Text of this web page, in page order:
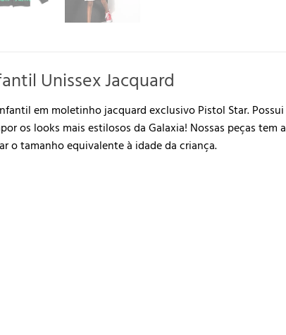
Unissex Jacquard
em moletinho jacquard exclusivo Pistol Star.
os looks mais estilosos da Galaxia! Nossas peças tem
o tamanho equivalente à idade da criança.